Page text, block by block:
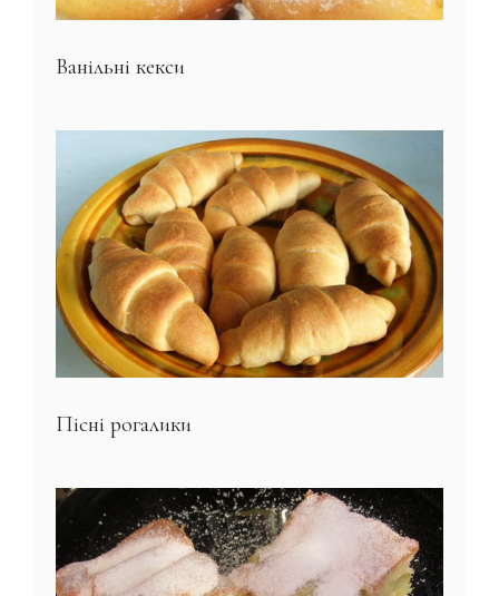
Ванільні кекси
Пісні рогалики